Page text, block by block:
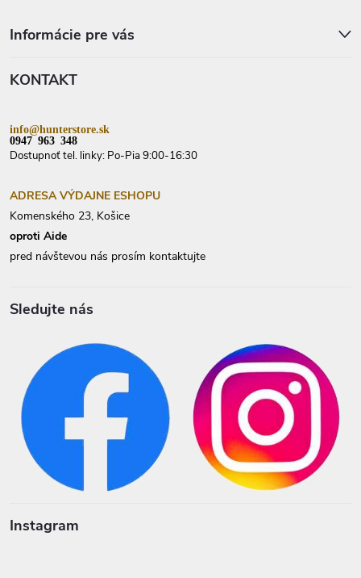
Informácie pre vás
KONTAKT
info@hunterstore.sk
0947 963 348
Dostupnoť tel. linky: Po-Pia 9:00-16:30
ADRESA VÝDAJNE ESHOPU
Komenského 23, Košice
oproti Aide
pred návštevou nás prosím kontaktujte
Sledujte nás
Instagram